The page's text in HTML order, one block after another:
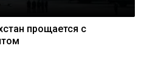
прощается с